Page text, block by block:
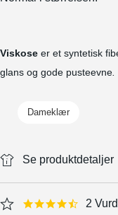
Viskose er et syntetisk
glans og gode pusteevne.
Dameklær
Se produktdetaljer
4.5 star rating 2